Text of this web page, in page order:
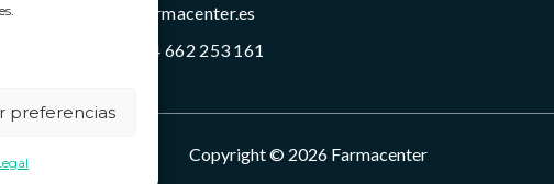
preferencias
info@farmacenter.es
Telf. +34 662 253 161
Copyright © 2026 Farmacenter